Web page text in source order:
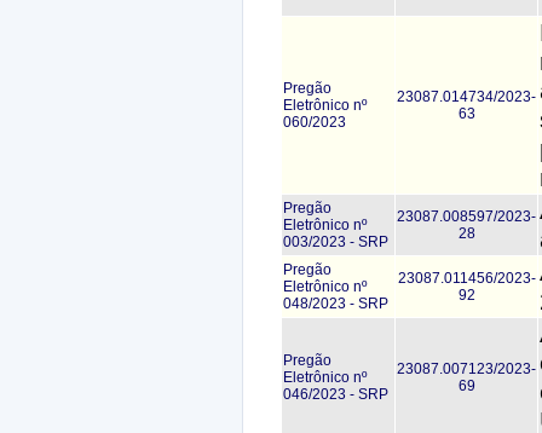
Pregão
Eletrônico nº
060/2023
23087.014734/2023-
63
Pregão
Eletrônico nº
003/2023 - SRP
23087.008597/2023-
28
Pregão
Eletrônico nº
048/2023 - SRP
23087.011456/2023-
92
Pregão
Eletrônico nº
046/2023 - SRP
23087.007123/2023-
69